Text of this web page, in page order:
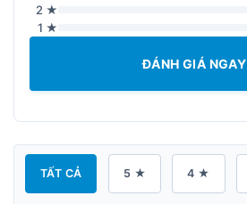
2 ★
1 ★
ĐÁNH GIÁ NGAY
TẤT CẢ 5 ★ 4 ★